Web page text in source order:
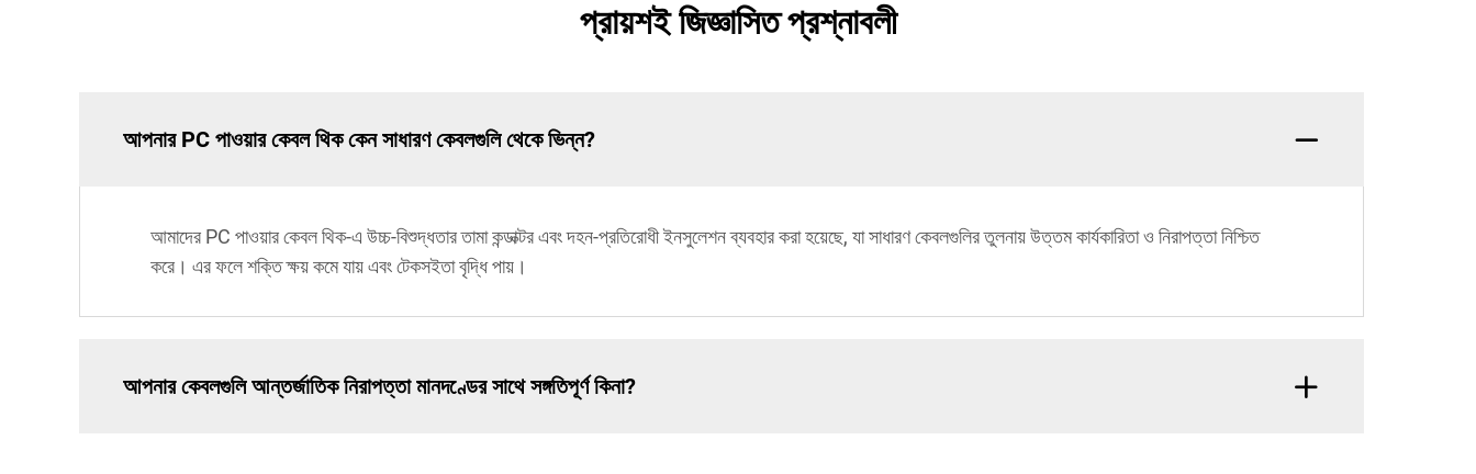
প্রায়শই জিজ্ঞাসিত প্রশ্নাবলী
আপনার PC পাওয়ার কেবল থিক কেন সাধারণ কেবলগুলি থেকে ভিন্ন?
আমাদের PC পাওয়ার কেবল থিক-এ উচ্চ-বিশুদ্ধতার তামা কন্ডাক্টর এবং দহন-প্রতিরোধী ইনসুলেশন ব্যবহার করা হয়েছে, যা সাধারণ কেবলগুলির তুলনায় উত্তম কার্যকারিতা ও নিরাপত্তা নিশ্চিত
করে। এর ফলে শক্তি ক্ষয় কমে যায় এবং টেকসইতা বৃদ্ধি পায়।
আপনার কেবলগুলি আন্তর্জাতিক নিরাপত্তা মানদণ্ডের সাথে সঙ্গতিপূর্ণ কিনা?